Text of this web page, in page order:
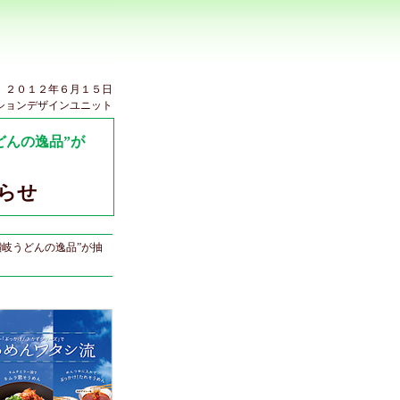
２０１２年６月１５日
ョンデザインユニット
んの逸品”が
せ
うどんの逸品”が抽